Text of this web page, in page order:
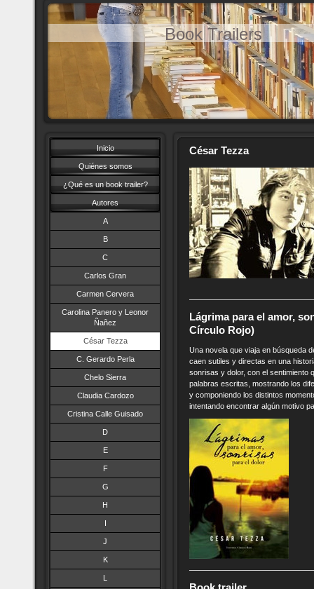
Book Trailers
Inicio
Quiénes somos
¿Qué es un book trailer?
Autores
A
B
C
Carlos Gran
Carmen Cervera
Carolina Panero y Leonor
Ñañez
César Tezza
C. Gerardo Perla
Chelo Sierra
Claudia Cardozo
Cristina Calle Guisado
D
E
F
G
H
I
J
K
L
César Tezza
Lágrima para el amor,
Círculo Rojo)
Una novela que viaja en búsqueda
caen sutiles y directas en una
sonrisas y dolor, con el sentimiento
palabras escritas, mostrando los
y componiendo los distintos
intentando encontrar algún motivo